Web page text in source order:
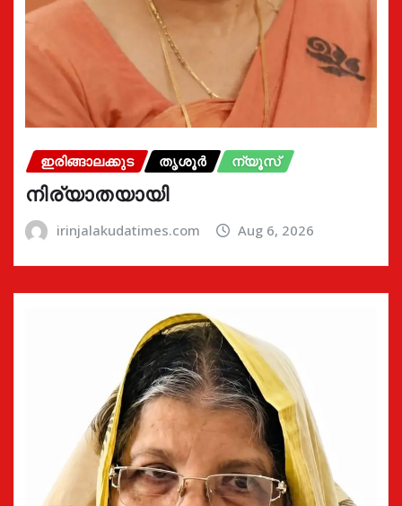
ഇരിങ്ങാലക്കുട തൃശൂർ ന്യൂസ്
നിര്യാതയായി
irinjalakudatimes.com Aug 6, 2026